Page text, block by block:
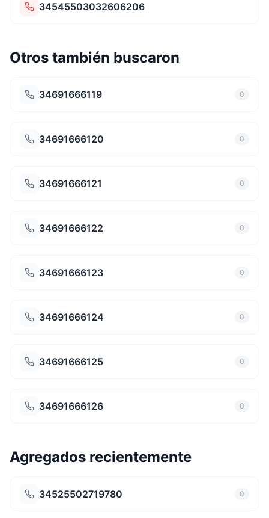
34545503032606206
Otros también buscaron
34691666119 0
34691666120 0
34691666121 0
34691666122 0
34691666123 0
34691666124 0
34691666125 0
34691666126 0
Agregados recientemente
34525502719780 0